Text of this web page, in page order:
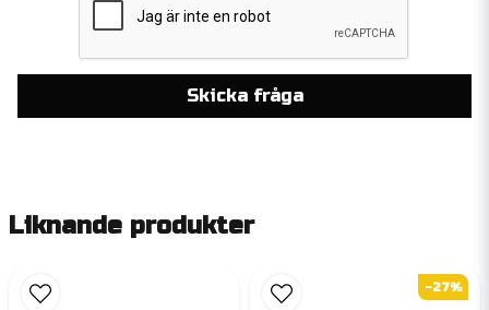
Skicka fråga
Liknande produkter
-27%